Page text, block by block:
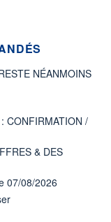
NÉANMOINS
CONFIRMATION /
& DES
07/08/2026